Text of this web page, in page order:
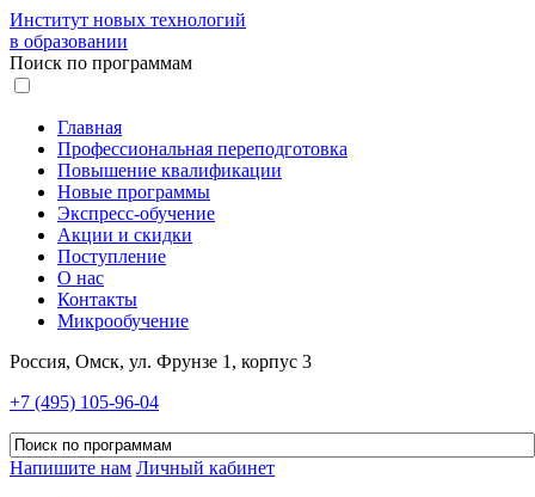
Институт новых технологий
в образовании
Поиск по программам
Главная
Профессиональная переподготовка
Повышение квалификации
Новые программы
Экспресс-обучение
Акции и скидки
Поступление
О нас
Контакты
Микрообучение
Россия, Омск, ул. Фрунзе 1, корпус 3
+7 (495) 105-96-04
Напишите нам Личный кабинет